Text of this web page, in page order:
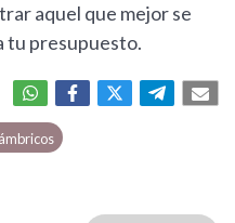
aquel que mejor se
tu presupuesto.